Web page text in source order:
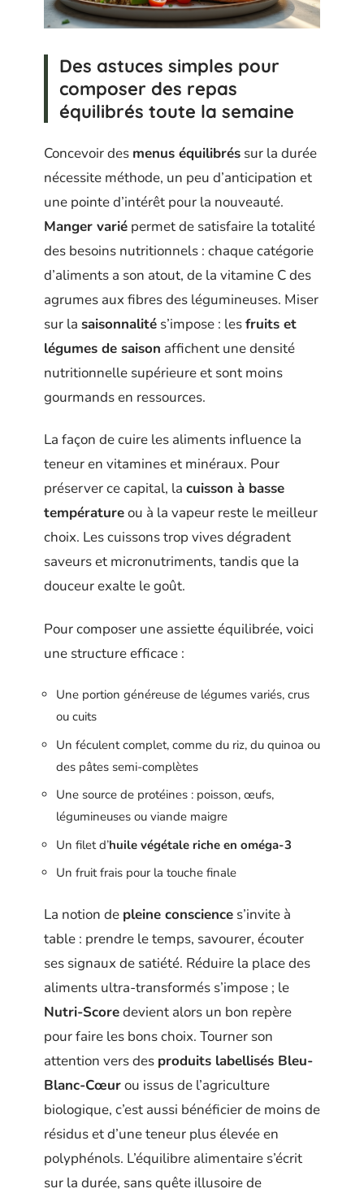
Des astuces simples pour
composer des repas
équilibrés toute la semaine
Concevoir des menus équilibrés sur la durée
nécessite méthode, un peu d’anticipation et
une pointe d’intérêt pour la nouveauté.
Manger varié permet de satisfaire la totalité
des besoins nutritionnels : chaque catégorie
d’aliments a son atout, de la vitamine C des
agrumes aux fibres des légumineuses. Miser
sur la saisonnalité s’impose : lesfruits et
légumes de saison affichent une densité
nutritionnelle supérieure et sont moins
gourmands en ressources.
La façon de cuire les aliments influence la
teneur en vitamines et minéraux. Pour
préserver ce capital, la cuisson à basse
températureou à la vapeur reste le meilleur
choix. Les cuissons trop vives dégradent
saveurs et micronutriments, tandis que la
douceur exalte le goût.
Pour composer une assiette équilibrée, voici
une structure efficace :
Une portion généreuse de légumes variés, crus
ou cuits
Un féculent complet, comme du riz, du quinoa ou
des pâtes semi-complètes
Une source de protéines : poisson, œufs,
légumineuses ou viande maigre
Un filet d’huile végétale riche en oméga-3
Un fruit frais pour la touche finale
La notion de pleine conscience s’invite à
table : prendre le temps, savourer, écouter
ses signaux de satiété. Réduire la place des
aliments ultra-transformés s’impose ; le
Nutri-Scoredevient alors un bon repère
pour faire les bons choix. Tourner son
attention vers des produits labellisés Bleu-
Blanc-Cœurou issus de l’agriculture
biologique, c’est aussi bénéficier de moins de
résidus et d’une teneur plus élevée en
polyphénols. L’équilibre alimentaire s’écrit
sur la durée, sans quête illusoire de